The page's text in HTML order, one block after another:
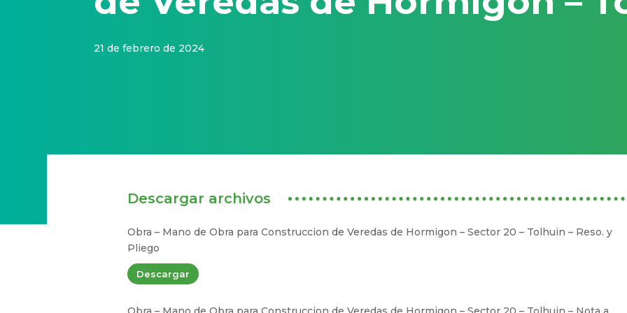
21 de febrero de 2024
Descargar archivos
Obra – Mano de Obra para Construccion de Veredas de Hormigon – Sector 20 – Tolhuin – Reso. y
Pliego
Descargar